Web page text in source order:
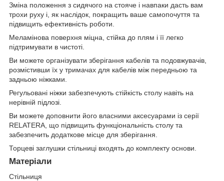
Зміна положення з сидячого на стояче і навпаки дасть вам
трохи руху і, як наслідок, покращить ваше самопочуття та
підвищить ефективність роботи.
Меламінова поверхня міцна, стійка до плям і її легко
підтримувати в чистоті.
Ви можете організувати зберігання кабелів та подовжувачів,
розмістивши їх у тримачах для кабелів між передньою та
задньою ніжками.
Регульовані ніжки забезпечують стійкість столу навіть на
нерівній підлозі.
Ви можете доповнити його власними аксесуарами із серії
RELATERA, що підвищить функціональність столу та
забезпечить додаткове місце для зберігання.
Торцеві заглушки стільниці входять до комплекту основи.
Матеріали
Стільниця